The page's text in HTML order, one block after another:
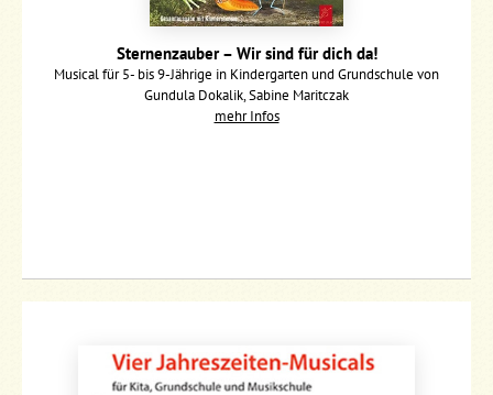
Sternenzauber – Wir sind für dich da!
Musical für 5- bis 9-Jährige in Kindergarten und Grundschule von
Gundula Dokalik, Sabine Maritczak
mehr Infos